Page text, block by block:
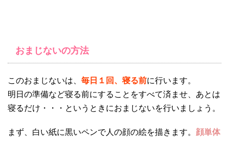
おまじないの方法
このおまじないは、 毎日１回、寝る前に行います。
明日の準備など寝る前にすることをすべて済ませ、あとは
寝るだけ・・・というときにおまじないを行いましょう。
まず、白い紙に黒いペンで人の顔の絵を描きます。 顔単体